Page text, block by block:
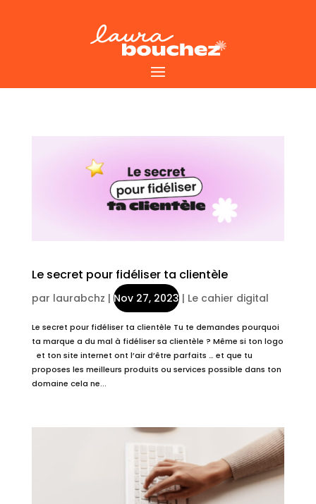
Le secret pour fidéliser ta clientèle
par laurabchz | Nov 27, 2023| Le cahier digital
Le secret pour fidéliser ta clientèle Tu te demandes pourquoi
ta marque a du mal à fidéliser sa clientèle ? Même si ton logo
et ton site internet ont l’air d’être parfaits … et que tu
proposes les meilleurs produits ou services possible dans ton
domaine cela ne...